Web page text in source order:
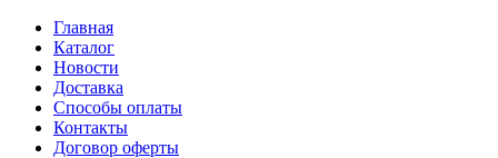
Главная
Каталог
Новости
Доставка
Способы оплаты
Контакты
Договор оферты